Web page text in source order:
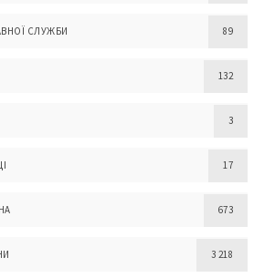
СЛУЖБИ 89
132
3
17
673
3 218